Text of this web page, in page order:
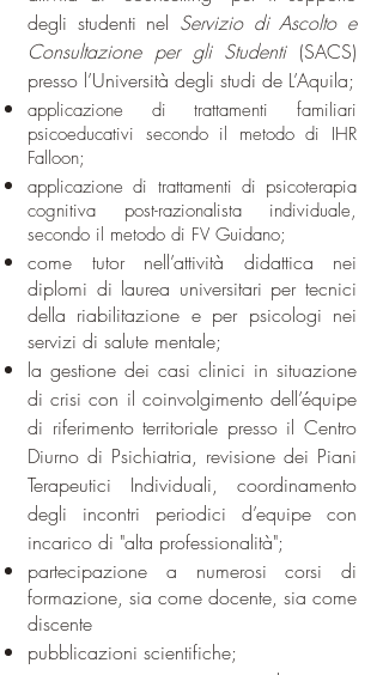
degli studenti nel Servizio di Ascolto e
Consultazione per gli Studenti(SACS)
presso l’Università degli studi de L’Aquila;
applicazione di trattamenti familiari
psicoeducativi secondo il metodo di IHR
Falloon;
applicazione di trattamenti di psicoterapia
cognitiva post-razionalista individuale,
secondo il metodo di FV Guidano;
come tutor nell’attività didattica nei
diplomi di laurea universitari per tecnici
della riabilitazione e per psicologi nei
servizi di salute mentale;
la gestione dei casi clinici in situazione
di crisi con il coinvolgimento dell’équipe
di riferimento territoriale presso il Centro
Diurno di Psichiatria, revisione dei Piani
Terapeutici Individuali, coordinamento
degli incontri periodici d’equipe con
incarico di "alta professionalità";
partecipazione a numerosi corsi di
formazione, sia come docente, sia come
discente
pubblicazioni scientifiche;